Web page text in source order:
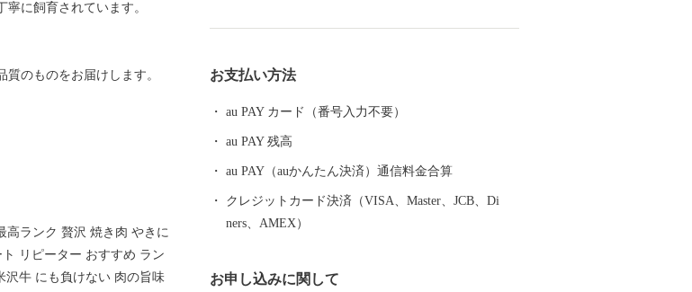
に飼育されています。
のものをお届けします。
高ランク 贅沢 焼き肉 やきに
リピーター おすすめ ラン
沢牛 にも負けない 肉の旨味
関して 須崎商工会議所 TEL：0889-59-0529 MAIL：s-f
0-1325 MAIL：info@susaki-furusato.com
お支払い方法
au PAY カード（番号入力不要）
au PAY 残高
au PAY（auかんたん決済）通信料金合算
クレジットカード決済（VISA、Master、JCB、Di
ners、AMEX）
お申し込みに関して